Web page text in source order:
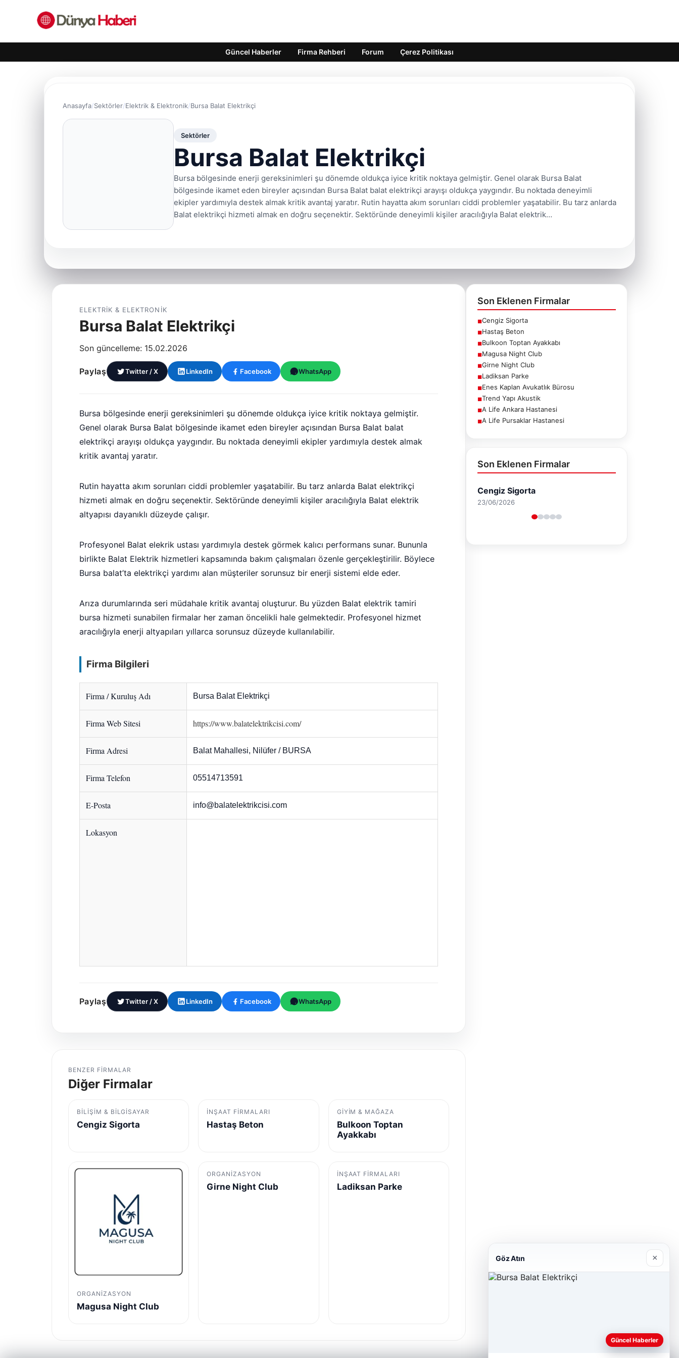
Güncel Haberler Firma Rehberi Forum Çerez Politikası
Anasayfa Sektörler Elektrik & Elektronik Bursa Balat Elektrikçi
Sektörler
Bursa Balat Elektrikçi
Bursa bölgesinde enerji gereksinimleri şu dönemde oldukça iyice kritik noktaya gelmiştir. Genel olarak Bursa Balat
bölgesinde ikamet eden bireyler açısından Bursa Balat balat elektrikçi arayışı oldukça yaygındır. Bu noktada deneyimli
ekipler yardımıyla destek almak kritik avantaj yaratır. Rutin hayatta akım sorunları ciddi problemler yaşatabilir. Bu tarz anlarda
Balat elektrikçi hizmeti almak en doğru seçenektir. Sektöründe deneyimli kişiler aracılığıyla Balat elektrik…
ELEKTRIK & ELEKTRONIK
Bursa Balat Elektrikçi
Son güncelleme: 15.02.2026
Paylaş Twitter / X LinkedIn Facebook WhatsApp
Bursa bölgesinde enerji gereksinimleri şu dönemde oldukça iyice kritik noktaya gelmiştir.
Genel olarak Bursa Balat bölgesinde ikamet eden bireyler açısından Bursa Balat balat
elektrikçi arayışı oldukça yaygındır. Bu noktada deneyimli ekipler yardımıyla destek almak
kritik avantaj yaratır.
Rutin hayatta akım sorunları ciddi problemler yaşatabilir. Bu tarz anlarda Balat elektrikçi
hizmeti almak en doğru seçenektir. Sektöründe deneyimli kişiler aracılığıyla Balat elektrik
altyapısı dayanıklı düzeyde çalışır.
Profesyonel Balat elekrik ustası yardımıyla destek görmek kalıcı performans sunar. Bununla
birlikte Balat Elektrik hizmetleri kapsamında bakım çalışmaları özenle gerçekleştirilir. Böylece
Bursa balat’ta elektrikçi yardımı alan müşteriler sorunsuz bir enerji sistemi elde eder.
Arıza durumlarında seri müdahale kritik avantaj oluşturur. Bu yüzden Balat elektrik tamiri
bursa hizmeti sunabilen firmalar her zaman öncelikli hale gelmektedir. Profesyonel hizmet
aracılığıyla enerji altyapıları yıllarca sorunsuz düzeyde kullanılabilir.
Firma Bilgileri
Firma / Kuruluş Adı Bursa Balat Elektrikçi
Firma Web Sitesi https://www.balatelektrikcisi.com/
Firma Adresi Balat Mahallesi, Nilüfer / BURSA
Firma Telefon 05514713591
E-Posta info@balatelektrikcisi.com
Lokasyon
Paylaş Twitter / X LinkedIn Facebook WhatsApp
BENZER FIRMALAR
Diğer Firmalar
BILIŞIM & BILGISAYAR
Cengiz Sigorta
İNŞAAT FIRMALARI
Hastaş Beton
GIYIM & MAĞAZA
Bulkoon Toptan
Ayakkabı
ORGANIZASYON
Magusa Night Club
ORGANIZASYON
Girne Night Club
İNŞAAT FIRMALARI
Ladiksan Parke
Son Eklenen Firmalar
■Cengiz Sigorta
■Hastaş Beton
■Bulkoon Toptan Ayakkabı
■Magusa Night Club
■Girne Night Club
■Ladiksan Parke
■Enes Kaplan Avukatlık Bürosu
■Trend Yapı Akustik
■A Life Ankara Hastanesi
■A Life Pursaklar Hastanesi
Son Eklenen Firmalar
Hastaş Beton
26/05/2026
Göz Atın ×
Güncel Haberler